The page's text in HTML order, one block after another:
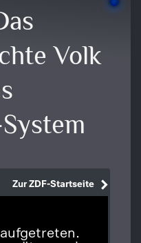
Volk